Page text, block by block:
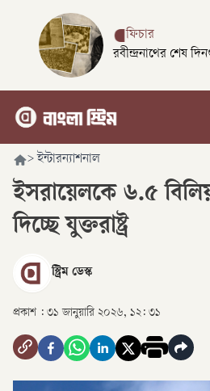
ফিচার
রবীন্দ্রনাথের শেষ
> ইন্টারন্যাশনাল
ইসরায়েলকে ৬.৫
দিচ্ছে যুক্তরাষ্ট্র
স্ট্রিম ডেস্ক
প্রকাশ : ৩১ জানুয়ারি ২০২৬, ১২: ৩১